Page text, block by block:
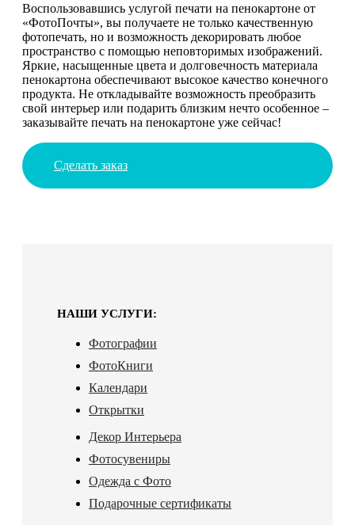
Воспользовавшись услугой печати на пенокартоне от
«ФотоПочты», вы получаете не только качественную
фотопечать, но и возможность декорировать любое
пространство с помощью неповторимых изображений.
Яркие, насыщенные цвета и долговечность материала
пенокартона обеспечивают высокое качество конечного
продукта. Не откладывайте возможность преобразить
свой интерьер или подарить близким нечто особенное –
заказывайте печать на пенокартоне уже сейчас!
Сделать заказ
НАШИ УСЛУГИ:
Фотографии
ФотоКниги
Календари
Открытки
Декор Интерьера
Фотосувениры
Одежда с Фото
Подарочные сертификаты